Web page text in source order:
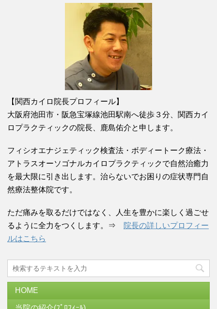
【関西カイロ院長プロフィール】
大阪府池田市・阪急宝塚線池田駅南へ徒歩３分、関西カイ
ロプラクティックの院長、鹿島佑介と申します。
フィシオエナジェティック検査法・ボディートーク療法・
アトラスオーソゴナルカイロプラクティックで自然治癒力
を最大限に引き出します。治らないでお困りの症状専門自
然療法整体院です。
ただ痛みを取るだけではなく、人生を豊かに楽しく過ごせ
るように全力をつくします。⇒
院長の詳しいプロフィー
ルはこちら
HOME